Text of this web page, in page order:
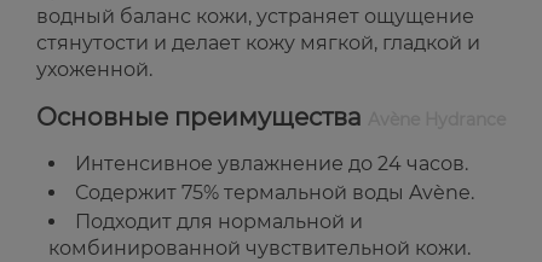
водный баланс кожи, устраняет ощущение
стянутости и делает кожу мягкой, гладкой и
ухоженной.
Основные преимущества
Интенсивное увлажнение до 24 часов.
Содержит 75% термальной воды Avène.
Подходит для нормальной и
комбинированной чувствительной кожи.